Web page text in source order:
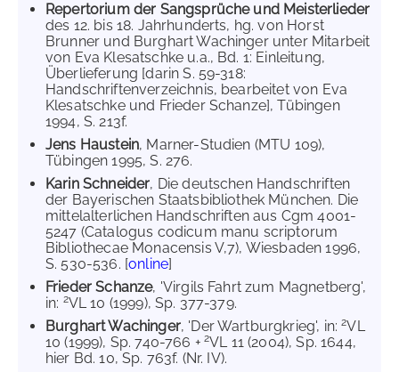
Repertorium der Sangsprüche und Meisterlieder
des 12. bis 18. Jahrhunderts, hg. von Horst
Brunner und Burghart Wachinger unter Mitarbeit
von Eva Klesatschke u.a., Bd. 1: Einleitung,
Überlieferung [darin S. 59-318:
Handschriftenverzeichnis, bearbeitet von Eva
Klesatschke und Frieder Schanze], Tübingen
1994, S. 213f.
Jens Haustein, Marner-Studien (MTU 109),
Tübingen 1995, S. 276.
Karin Schneider, Die deutschen Handschriften
der Bayerischen Staatsbibliothek München. Die
mittelalterlichen Handschriften aus Cgm 4001-
5247 (Catalogus codicum manu scriptorum
Bibliothecae Monacensis V,7), Wiesbaden 1996,
S. 530-536. [online]
Frieder Schanze, 'Virgils Fahrt zum Magnetberg',
in: 2VL 10 (1999), Sp. 377-379.
Burghart Wachinger, 'Der Wartburgkrieg', in:2VL
10 (1999), Sp. 740-766 + 2VL 11 (2004), Sp. 1644,
hier Bd. 10, Sp. 763f. (Nr. IV).